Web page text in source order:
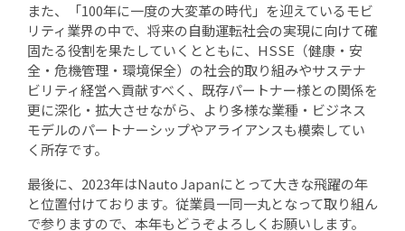
また、「100年に一度の大変革の時代」を迎えているモビ
リティ業界の中で、将来の自動運転社会の実現に向けて確
固たる役割を果たしていくとともに、HSSE（健康・安
全・危機管理・環境保全）の社会的取り組みやサステナ
ビリティ経営へ貢献すべく、既存パートナー様との関係を
更に深化・拡大させながら、より多様な業種・ビジネス
モデルのパートナーシップやアライアンスも模索してい
く所存です。
最後に、2023年はNauto Japanにとって大きな飛躍の年
と位置付けております。従業員一同一丸となって取り組ん
で参りますので、本年もどうぞよろしくお願いします。